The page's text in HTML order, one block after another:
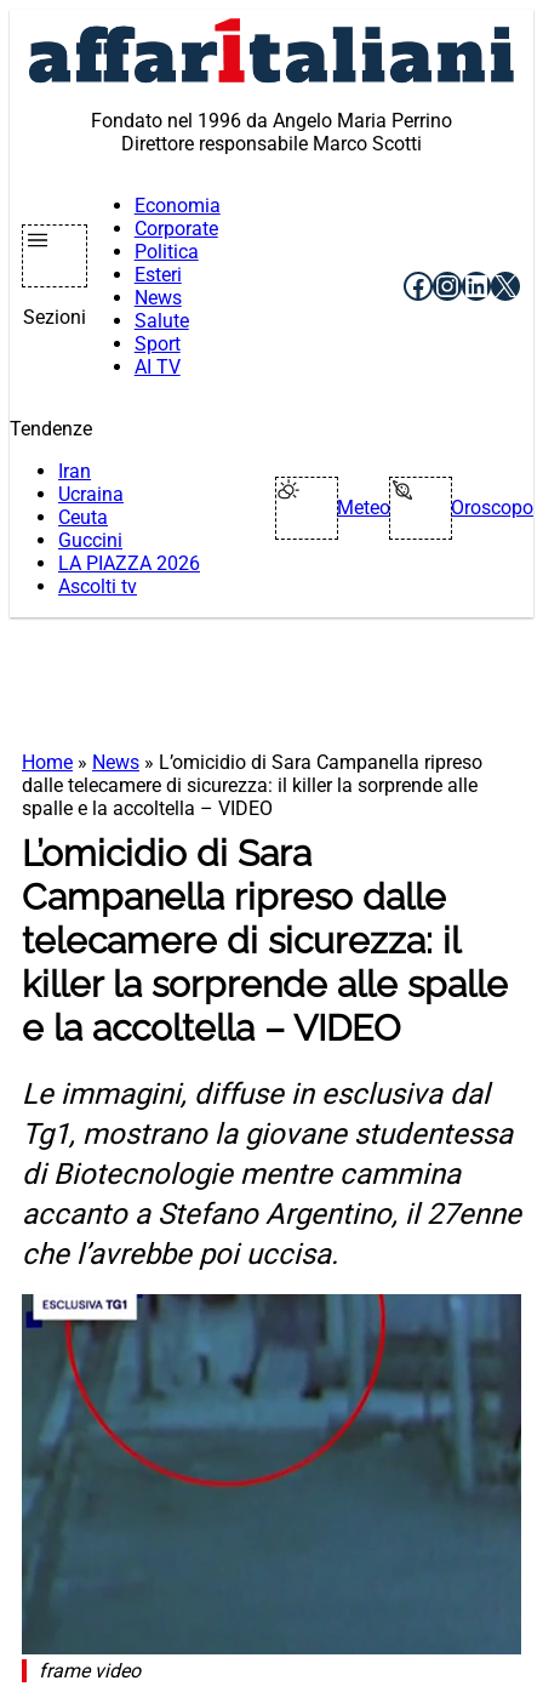
contenuto
Fondato nel 1996 da Angelo Maria Perrino
Direttore responsabile Marco Scotti
Sezioni
Economia
Corporate
Politica
Esteri
News
Salute
Sport
AI TV
Facebook
X
Tendenze
Iran
Ucraina
Ceuta
Guccini
LA PIAZZA 2026
Ascolti tv
Meteo Oroscopo
Home » News » L’omicidio di Sara Campanella ripreso
dalle telecamere di sicurezza: il killer la sorprende alle
spalle e la accoltella – VIDEO
L’omicidio di Sara
Campanella ripreso dalle
telecamere di sicurezza: il
killer la sorprende alle spalle
e la accoltella – VIDEO
Le immagini, diffuse in esclusiva dal
Tg1, mostrano la giovane studentessa
di Biotecnologie mentre cammina
accanto a Stefano Argentino, il 27enne
che l’avrebbe poi uccisa.
frame video